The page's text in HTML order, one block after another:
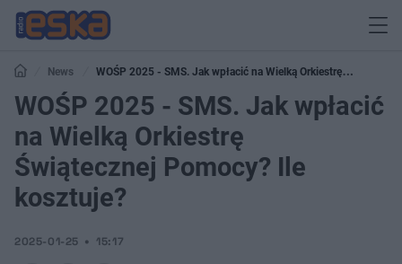
News
WOŚP 2025 - SMS. Jak wpłacić na Wielką Orkiestrę
Świątecznej Pomocy? Ile kosztuje?
WOŚP 2025 - SMS. Jak wpłacić
na Wielką Orkiestrę
Świątecznej Pomocy? Ile
kosztuje?
2025-01-25 15:17